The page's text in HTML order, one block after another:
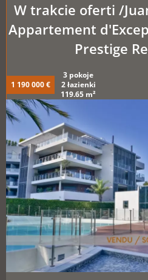
W trakcie oferti /
Appartement
Prestige
1 190 000 €
3 pokoje
2 łazienki
119.65 m²